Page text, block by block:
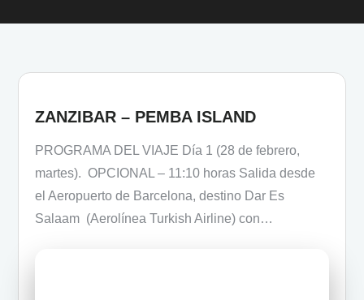
ZANZIBAR – PEMBA ISLAND
PROGRAMA DEL VIAJE Día 1 (28 de febrero,
martes). OPCIONAL – 11:10 horas Salida desde
el Aeropuerto de Barcelona, destino Dar Es
Salaam (Aerolínea Turkish Airline) con…